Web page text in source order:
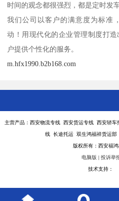
时间的观念都很强烈，都是定时发
我们公司以客户的满意度为标准
动！用现代化的企业管理制度打
户提供个性化的服务。
m.hfx1990.b2b168.com
主营产品：西安物流专线 西安货运专线 西安轿
线 长途托运 双生鸿福祥货运
版权所有：西安福
电脑版 投诉举
技术支持：